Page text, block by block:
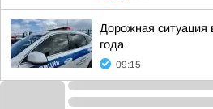
Дорожная ситуация
года
09:15